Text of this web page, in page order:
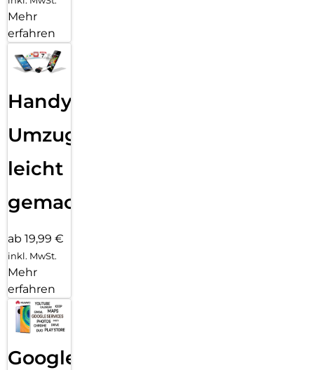
Mehr
erfahren
Handy
Umzug
leicht
gemacht!
ab 19,99 €
inkl. MwSt.
Mehr
erfahren
Google